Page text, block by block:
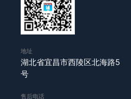
地址
湖北省宜昌市西陵区北海路5
号
售后电话